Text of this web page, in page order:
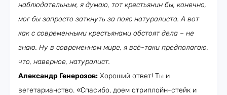
наблюдательным, я думаю, тот крестьянин бы, конечно,
мог бы запросто заткнуть за пояс натуралиста. А вот
как с современными крестьянами обстоят дела – не
знаю. Ну в современном мире, я всё-таки предполагаю,
что, наверное, натуралист.
Александр Генерозов: Хороший ответ! Ты и
вегетарианство. «Спасибо, доем стриплойн-стейк и